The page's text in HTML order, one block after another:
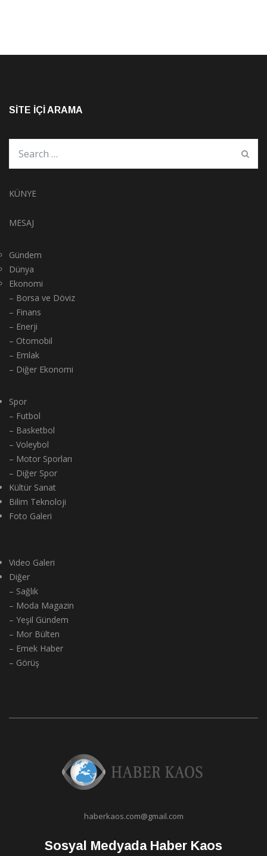
SITE İÇI ARAMA
KÜNYE
MESAJ
Gündem
Dünya
Ekonomi
– Borsa ve Döviz
– Finans
– Enerji
– Otomobil
– Emlak
– Diğer Ekonomi
Spor
– Futbol
– Basketbol
– Voleybol
– Motor Sporları
– Diğer Spor
Kültür Sanat
Bilim Teknoloji
Foto Galeri
Video Galeri
Diğer
– Sağlık
– Moda Magazin
– Yeşil Gündem
– Mor Bülten
– Emek Haber
– Görüş
haberkaos.com@gmail.com
Sosyal Medyada Haber Kaos